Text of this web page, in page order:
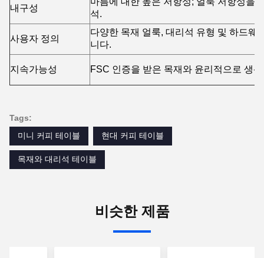
내구성
석.
사용자 정의
다양한 목재 얼룩, 대리석 유형 및 하드웨
니다.
지속가능성 FSC 인증을 받은 목재와 윤리적으로 생
Tags:
미니 커피 테이블
현대 커피 테이블
목재와 대리석 테이블
비슷한 제품